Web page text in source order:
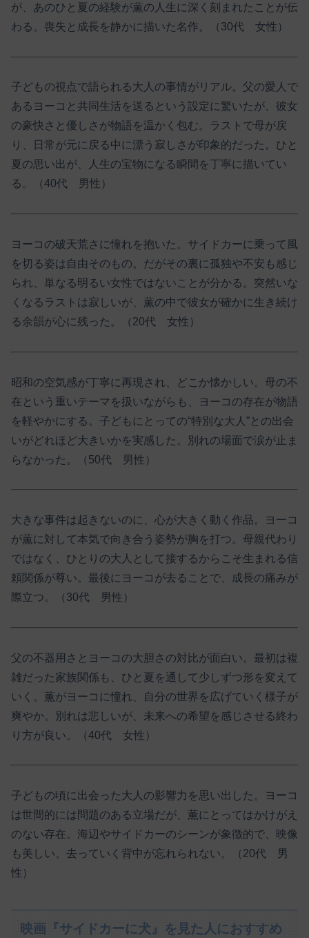
が、あのひと夏の経験が薫の人生に深く刻まれたことが伝
わる。喪失と成長を静かに描いた名作。（30代 女性）
子どもの視点で語られる大人の事情がリアル。父の愛人で
あるヨーコと共同生活を送るという設定に驚いたが、彼女
の豪快さと優しさが物語を温かく包む。ラストで母が戻
り、日常が元に戻る中に漂う寂しさが印象的だった。ひと
夏の思い出が、人生の宝物になる瞬間を丁寧に描いてい
る。（40代 男性）
ヨーコの破天荒さに憧れを抱いた。サイドカーに乗って風
を切る姿は自由そのもの。だがその裏に孤独や不安も感じ
られ、単なる明るい女性ではないことが分かる。突然いな
くなるラストは寂しいが、薫の中で彼女が確かに生き続け
る余韻が心に残った。（20代 女性）
昭和の空気感が丁寧に再現され、どこか懐かしい。母の不
在という重いテーマを扱いながらも、ヨーコの存在が物語
を軽やかにする。子どもにとっての“特別な大人”との出会
いがどれほど大きいかを実感した。別れの場面で涙が止ま
らなかった。（50代 男性）
大きな事件は起きないのに、心が大きく動く作品。ヨーコ
が薫に対して本気で向き合う姿勢が胸を打つ。母親代わり
ではなく、ひとりの大人として接するからこそ生まれる信
頼関係が尊い。最後にヨーコが去ることで、成長の痛みが
際立つ。（30代 男性）
父の不器用さとヨーコの大胆さの対比が面白い。最初は複
雑だった家族関係も、ひと夏を通して少しずつ形を変えて
いく。薫がヨーコに憧れ、自分の世界を広げていく様子が
爽やか。別れは悲しいが、未来への希望を感じさせる終わ
り方が良い。（40代 女性）
子どもの頃に出会った大人の影響力を思い出した。ヨーコ
は世間的には問題のある立場だが、薫にとってはかけがえ
のない存在。海辺やサイドカーのシーンが象徴的で、映像
も美しい。去っていく背中が忘れられない。（20代 男
性）
映画『サイドカーに犬』を見た人におすすめ